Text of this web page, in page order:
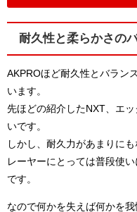
耐久性と柔らかさの
AKPROほど耐久性とバラン
います。
先ほどの紹介したNXT、エ
いです。
しかし、耐久力があまりに
レーヤーにとっては普段使
です。
なので何かを失えば何かを我